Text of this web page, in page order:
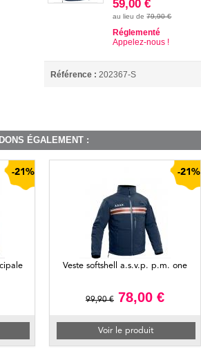
59,00 €
au lieu de79,90 €
Réglementé
Appelez-nous !
Référence : 202367-S
ÉGALEMENT :
-21% -21%
Veste softshell a.s.v.p. p.m. one
99,90 € 78,00 €
Voir le produit